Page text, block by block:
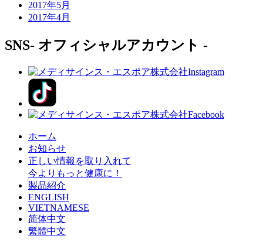
2017年5月
2017年4月
SNS- オフィシャルアカウント -
ホーム
お知らせ
正しい情報を取り入れて
今よりもっと健康に！
製品紹介
ENGLISH
VIETNAMESE
简体中文
繁體中文